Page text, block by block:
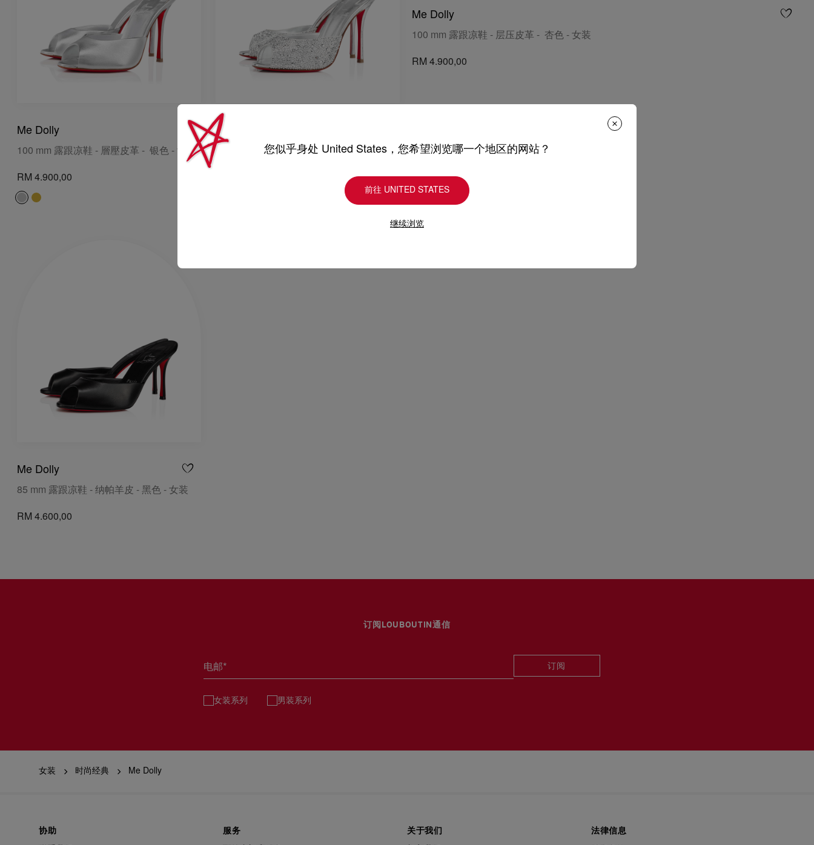
Me Dolly
100 mm 露跟凉鞋 - 層壓皮革 - 银色 - 女装
RM 4.900,00
Me Dolly Strass
100 mm 露跟凉鞋 - 绒面革 - 银色 - 女装
Me Dolly
100 mm 露跟凉鞋 - 层压皮革 - 杏色 - 女装
RM 4.900,00
Me Dolly
85 mm 露跟凉鞋 - 纳帕羊皮 - 黑色 - 女装
RM 4.600,00
订阅LOUBOUTIN通信
电邮*
女装系列 男装系列
订阅
女装 时尚经典 Me Dolly
协助
服务
关于我们
法律信息
您似乎身处 United States，您希望浏览哪一个地区的网站？
前往 UNITED STATES
继续浏览